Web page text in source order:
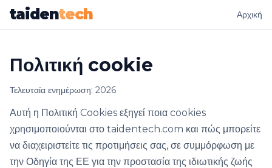
taidentech Αρχική
Πολιτική cookie
Τελευταία ενημέρωση: 2026
Αυτή η Πολιτική Cookies εξηγεί ποια cookies
χρησιμοποιούνται στο taidentech.com και πώς μπορείτε
να διαχειριστείτε τις προτιμήσεις σας, σε συμμόρφωση με
την Οδηγία της ΕΕ για την προστασία της ιδιωτικής ζωής